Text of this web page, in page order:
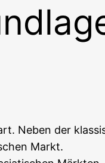
Neben der
Markt.